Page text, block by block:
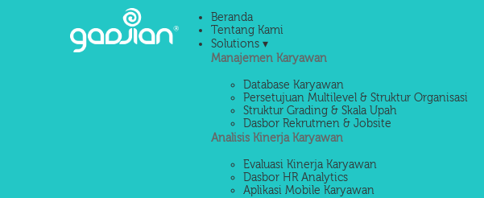
Beranda
Tentang Kami
Solutions ▾
Manajemen Karyawan
Database Karyawan
Persetujuan Multilevel & Struktur Organisasi
Struktur Grading & Skala Upah
Dasbor Rekrutmen & Jobsite
Analisis Kinerja Karyawan
Evaluasi Kinerja Karyawan
Dasbor HR Analytics
Aplikasi Mobile Karyawan